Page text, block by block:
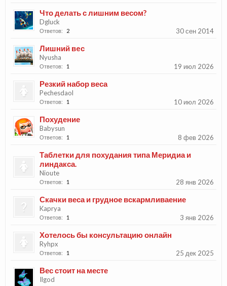
Что делать с лишним весом?
Dgluck
Ответов: 2 30 сен 2014
Лишний вeс
Nyusha
Ответов: 1 19 июл 2026
Резкий набор веса
Pechesdaol
Ответов: 1 10 июл 2026
Похудение
Babysun
Ответов: 1 8 фев 2026
Таблетки для похудания типа Меридиа и
линдакса.
Nioute
Ответов: 1 28 янв 2026
Скачки веса и грудное вскармливаение
Kaprya
Ответов: 1 3 янв 2026
Хотелось бы консультацию онлайн
Ryhpx
Ответов: 1 25 дек 2025
Вес стоит на месте
Ilgod